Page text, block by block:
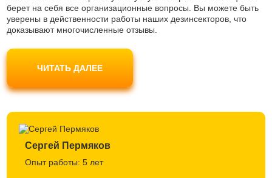
берет на себя все организационные вопросы. Вы можете быть
уверены в действенности работы наших дезинсекторов, что
доказывают многочисленные отзывы.
Наши мастера используют только современные препараты
безопасные для людей и домашних животных, не являются
токсичными и одобрены Роспотребнадзором. Вы можете не
ЧИТАТЬ ДАЛЕЕ
Сергей Пермяков
Опыт работы: 5 лет